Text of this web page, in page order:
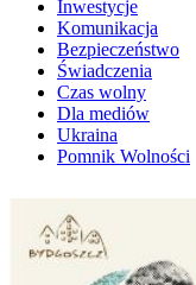
Inwestycje
Komunikacja
Bezpieczeństwo
Świadczenia
Czas wolny
Dla mediów
Ukraina
Pomnik Wolności